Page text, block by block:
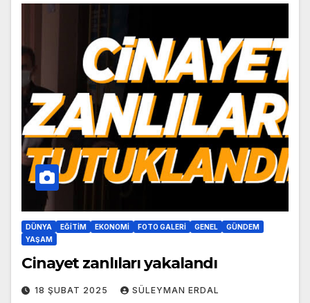
DÜNYA EĞITIM EKONOMI FOTO GALERI GENEL
GÜNDEM
YAŞAM
Cinayet zanlıları yakalandı
18 ŞUBAT 2025 SÜLEYMAN ERDAL